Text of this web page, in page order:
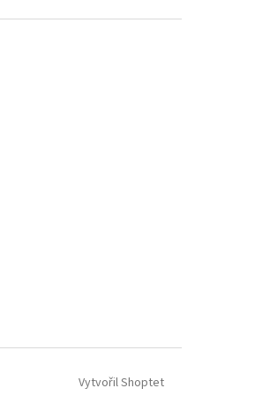
Vytvořil Shoptet